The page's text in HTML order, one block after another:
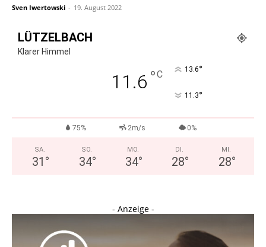
Sven Iwertowski - 19. August 2022
LÜTZELBACH
Klarer Himmel
11.6 °C 13.6°
11.3°
75% 2m/s 0%
SA.
31 °
SO.
34°
MO.
34°
DI.
28°
MI.
28°
- Anzeige -